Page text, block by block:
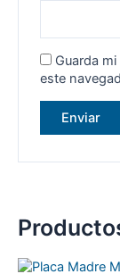
Guarda
este